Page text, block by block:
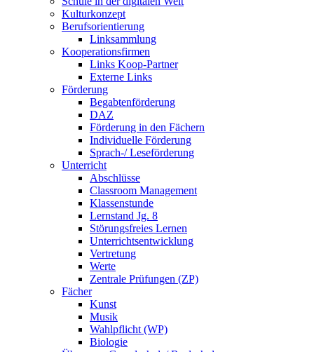
Kulturkonzept
Berufsorientierung
Linksammlung
Kooperationsfirmen
Links Koop-Partner
Externe Links
Förderung
Begabtenförderung
DAZ
Förderung in den Fächern
Individuelle Förderung
Sprach-/ Leseförderung
Unterricht
Abschlüsse
Classroom Management
Klassenstunde
Lernstand Jg. 8
Störungsfreies Lernen
Unterrichtsentwicklung
Vertretung
Werte
Zentrale Prüfungen (ZP)
Fächer
Kunst
Musik
Wahlpflicht (WP)
Biologie